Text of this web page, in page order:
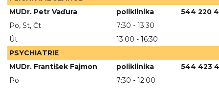
MUDr. Petr Vaďura
poliklinika
544 220
Po, St, Čt
7:30 - 13:30
Út
13:00 - 16:30
PSYCHIATRIE
MUDr. František Fajmon
poliklinika
544 423
Po
7:30 - 12:00